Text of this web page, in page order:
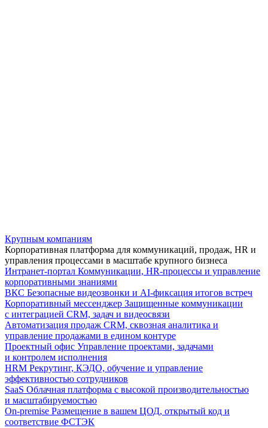
Крупным компаниям
Корпоративная платформа для коммуникаций, продаж, HR и
управления процессами в масштабе крупного бизнеса
Интранет-портал Коммуникации, HR-процессы и управление
корпоративными знаниями
ВКС Безопасные видеозвонки и AI-фиксация итогов встреч
Корпоративный мессенджер Защищенные коммуникации
с интеграцией CRM, задач и видеосвязи
Автоматизация продаж CRM, сквозная аналитика и
управление продажами в едином контуре
Проектный офис Управление проектами, задачами
и контролем исполнения
HRM Рекрутинг, КЭДО, обучение и управление
эффективностью сотрудников
SaaS Облачная платформа с высокой производительностью
и масштабируемостью
On-premise Размещение в вашем ЦОД, открытый код и
соответствие ФСТЭК